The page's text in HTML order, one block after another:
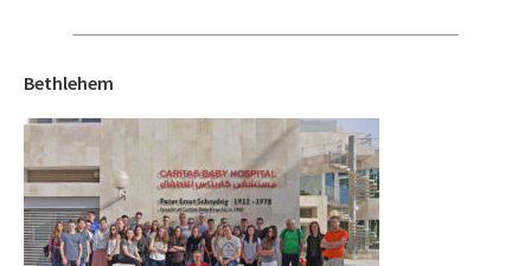
Bethlehem